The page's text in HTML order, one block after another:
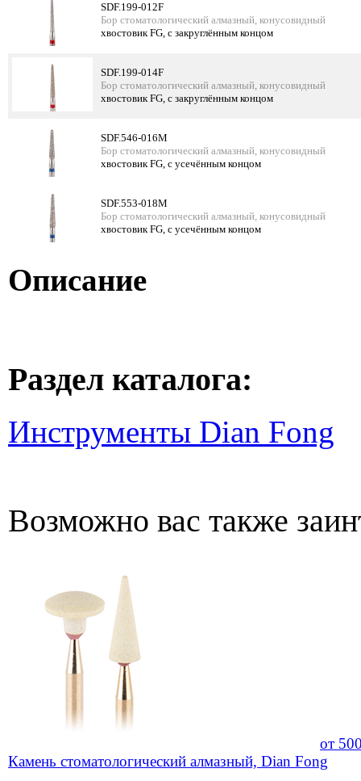
SDF.199-012F
Бор стоматологический алмазный, конусовидный
хвостовик FG, с закруглённым концом
SDF.199-014F
Бор стоматологический алмазный, конусовидный
хвостовик FG, с закруглённым концом
SDF.546-016M
Бор стоматологический алмазный, конусовидный
хвостовик FG, с усечённым концом
SDF.553-018M
Бор стоматологический алмазный, конусовидный
хвостовик FG, с усечённым концом
Описание
Раздел каталога:
Инструменты Dian Fong
Возможно вас также
от
Камень стоматологический алмазный, Dian Fong